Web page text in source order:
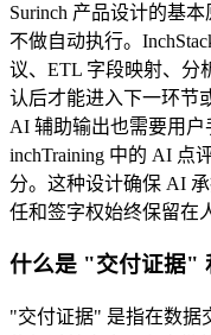
Surinch 产品设计的基
不做自动执行。
议、ETL 字段映射、
认后才能进入下一环节
AI 辅助输出也需要用户
inchTraining 中的 AI 点
分。这种设计确保 AI
任和签字权始终保留在
什么是 "交付证据"
"交付证据" 是指在数据